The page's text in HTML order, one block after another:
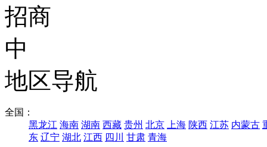
地区导航
全国：
黑龙江 海南 湖南 西藏 贵州 北京 上海 陕西 江苏 内蒙古
东 辽宁 湖北 江西 四川 甘肃 青海